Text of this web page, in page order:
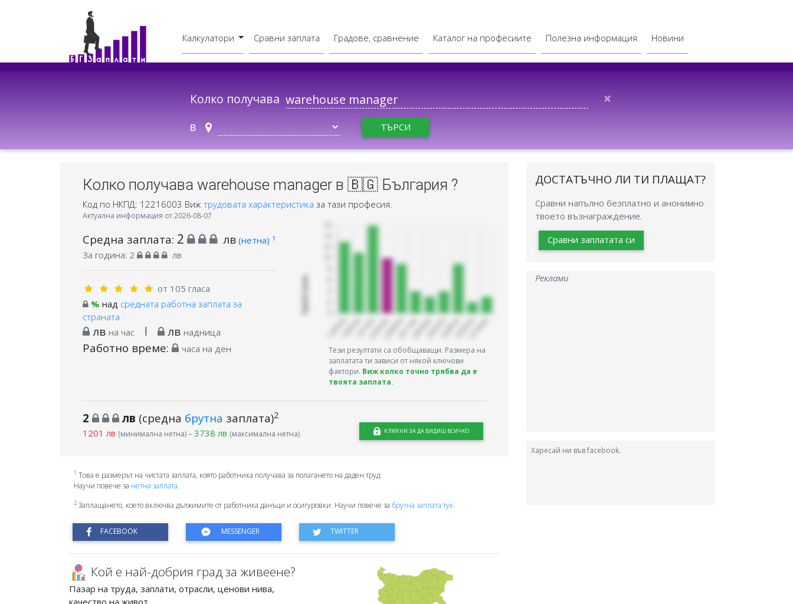
Калкулатори Сравни заплата Градове, сравнение Каталог на професиите Полезна информация Новини
Колко получава ×
в ТЪРСИ
Колко получава warehouse manager в 🇧🇬 България ?
Код по НКПД: 12216003 Виж трудовата характеристика за тази професия.
Актуална информация от 2026-08-07
Средна заплата: 2 лв (нетна) 1
За година: 2 лв
от 105 гласа
% над средната работна заплата за
страната
лв на час | лв надница
Работно време: часа на ден
Тези резултати са обобщаващи. Размера на
заплатата ти зависи от някой ключови
фактори. Виж колко точно трябва да е
твоята заплата.
2 лв (средна брутна заплата)2
1201 лв (минимална нетна)- 3738 лв (максимална нетна) КЛИКНИ ЗА ДА ВИДИШ ВСИЧКО
1 Това е размерът на чистата заплата, която работника получава за полагането на даден труд.
Научи повече за нетна заплата.
2Заплащането, което включва дължимите от работника данъци и осигуровки. Научи повече за брутна заплата тук.
Кой е най-добрия град за живеене?
Пазар на труда, заплати, отрасли, ценови нива,
качество на живот.
ДОСТАТЪЧНО ЛИ ТИ ПЛАЩАТ?
Сравни напълно безплатно и анонимно
твоето възнаграждение.
Сравни заплатата си
Реклами
Харесай ни във facebook.